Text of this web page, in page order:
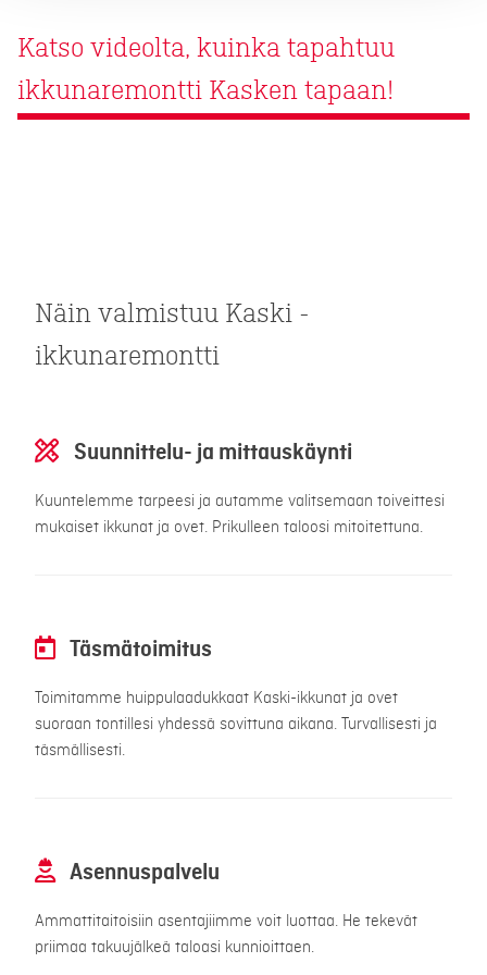
Katso videolta, kuinka tapahtuu
ikkunaremontti Kasken tapaan!
Näin valmistuu Kaski -
ikkunaremontti
Suunnittelu- ja mittauskäynti
Kuuntelemme tarpeesi ja autamme valitsemaan toiveittesi
mukaiset ikkunat ja ovet. Prikulleen taloosi mitoitettuna.
Täsmätoimitus
Toimitamme huippulaadukkaat Kaski-ikkunat ja ovet
suoraan tontillesi yhdessä sovittuna aikana. Turvallisesti ja
täsmällisesti.
Asennuspalvelu
Ammattitaitoisiin asentajiimme voit luottaa. He tekevät
priimaa takuujälkeä taloasi kunnioittaen.